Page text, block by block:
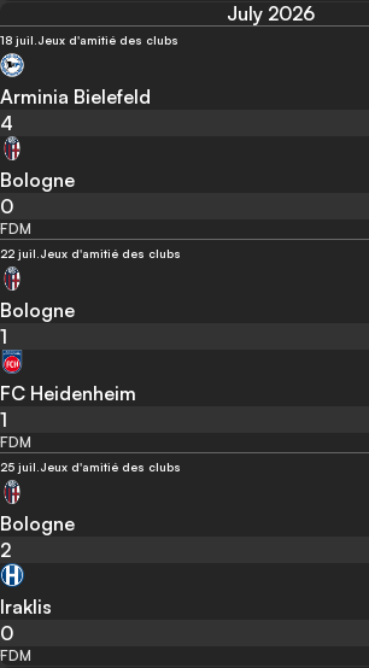
July 2026
18 juil. Jeux d'amitié des clubs
Arminia Bielefeld
4
Bologne
0
FDM
22 juil. Jeux d'amitié des clubs
Bologne
1
FC Heidenheim
1
FDM
25 juil. Jeux d'amitié des clubs
Bologne
2
Iraklis
0
FDM